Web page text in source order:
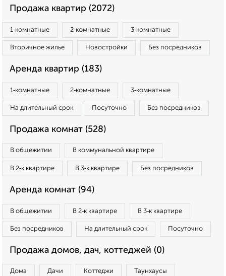
Продажа квартир (2072)
1‑комнатные 2‑комнатные 3‑комнатные
Вторичное жилье Новостройки Без посредников
Аренда квартир (183)
1‑комнатные 2‑комнатные 3‑комнатные
На длительный срок Посуточно Без посредников
Продажа комнат (528)
В общежитии В коммунальной квартире
В 2‑к квартире В 3‑к квартире Без посредников
Аренда комнат (94)
В общежитии В 2‑к квартире В 3‑к квартире
Без посредников На длительный срок Посуточно
Продажа домов, дач, коттеджей (0)
Дома Дачи Коттеджи Таунхаусы